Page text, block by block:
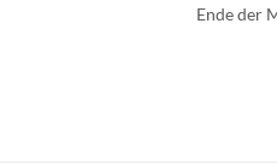
Ende der